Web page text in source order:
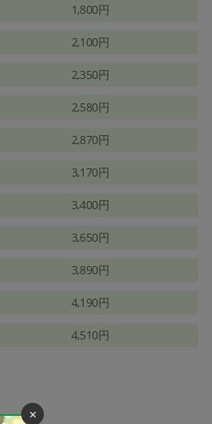
1,800円
2,100円
2,350円
2,580円
2,870円
3,170円
3,400円
3,650円
3,890円
4,190円
4,510円
×